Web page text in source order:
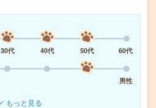
30代 40代 50代
60代
男性
もっと見る